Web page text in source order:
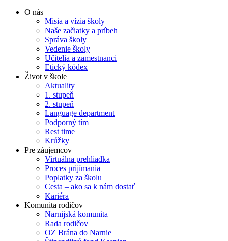
O nás
Misia a vízia školy
Naše začiatky a príbeh
Správa školy
Vedenie školy
Učitelia a zamestnanci
Etický kódex
Život v škole
Aktuality
1. stupeň
2. stupeň
Language department
Podporný tím
Rest time
Krúžky
Pre záujemcov
Virtuálna prehliadka
Proces prijímania
Poplatky za školu
Cesta – ako sa k nám dostať
Kariéra
Komunita rodičov
Narnijská komunita
Rada rodičov
OZ Brána do Narnie